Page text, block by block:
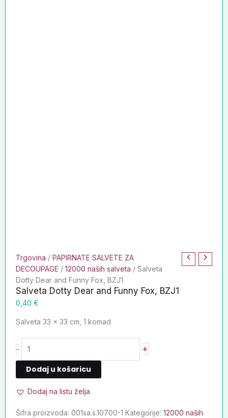
Trgovina / PAPIRNATE SALVETE ZA
DECOUPAGE / 12000 naših salveta / Salveta
Dotty Dear and Funny Fox, BZJ1
Salveta Dotty Dear and Funny Fox, BZJ1
0,40 €
Salveta 33 x 33 cm, 1 komad
- +
Dodaj u košaricu
Dodaj na listu želja
Šifra proizvoda: 001sa.s.10700-1 Kategorije: 12000 naših